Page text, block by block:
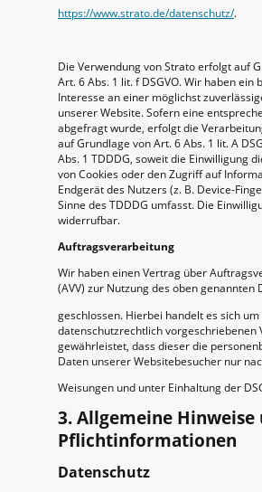
https://www.strato.de/datenschutz/.
Die Verwendung von Strato erfolgt auf
Art. 6 Abs. 1 lit. f DSGVO. Wir haben ein
Interesse an einer möglichst
unserer Website. Sofern eine
abgefragt wurde, erfolgt die
auf Grundlage von Art. 6 Abs. 1 lit. A
Abs. 1 TDDDG, soweit die Einwilligung
von Cookies oder den Zugriff auf
Endgerät des Nutzers (z. B. Device-
Sinne des TDDDG umfasst. Die
widerrufbar.
Auftragsverarbeitung
Wir haben einen Vertrag über
(AVV) zur Nutzung des oben genannten
geschlossen. Hierbei handelt es sich
datenschutzrechtlich vorgeschriebenen
gewährleistet, dass dieser die
Daten unserer Websitebesucher nur
Weisungen und unter Einhaltung der
3. Allgemeine Hinweise
Pflichtinformationen
Datenschutz